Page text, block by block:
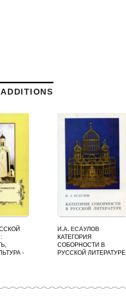
-
И.А. ЕСАУЛОВ
КАТЕГОРИЯ
СОБОРНОСТИ В
РУССКОЙ ЛИТЕРАТУРЕ